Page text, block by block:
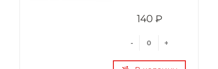
140 ₽
- +